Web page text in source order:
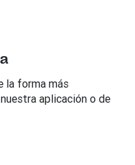
la forma más
aplicación o de